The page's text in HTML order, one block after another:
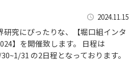
2024.11.15
研究にぴったりな、【堀口組インタ
】を開催致します。 日程は
31 の2日程となっております。